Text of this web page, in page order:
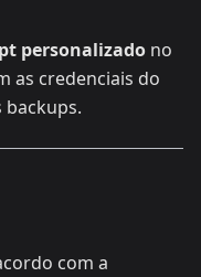
personalizado no
as credenciais do
backups.
com a